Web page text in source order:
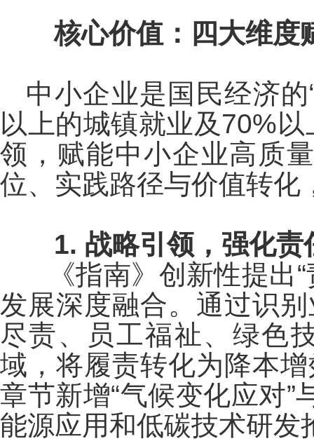
核心价值：四大维度
中小企业是国民经济的
以上的城镇就业及70%
领，赋能中小企业高质
位、实践路径与价值转化
1. 战略引领，强化责
《指南》创新性提出
发展深度融合。通过识
尽责、员工福祉、绿色
域，将履责转化为降本
章节新增“气候变化应对”
能源应用和低碳技术研